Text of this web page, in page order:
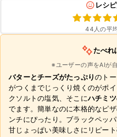
レシ
44 人の平
たべれ
※ユーザーの声をAIが
バターとチーズがたっぷりのト
がつくまでじっくり焼くのがポ
クソルトの塩気、そこにハチミ
でます。簡単なのに本格的なピ
ンチにぴったり。ブラックペッ
甘じょっぱい美味しさにリピート